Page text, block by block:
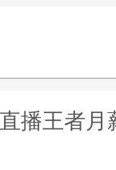
播王者